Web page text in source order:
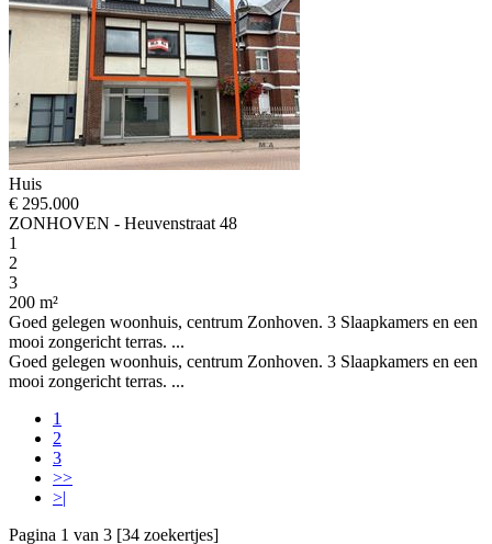
Huis
€ 295.000
ZONHOVEN - Heuvenstraat 48
1
2
3
200 m²
Goed gelegen woonhuis, centrum Zonhoven. 3 Slaapkamers en een
mooi zongericht terras. ...
Goed gelegen woonhuis, centrum Zonhoven. 3 Slaapkamers en een
mooi zongericht terras. ...
1
2
3
>>
>|
Pagina 1 van 3 [34 zoekertjes]